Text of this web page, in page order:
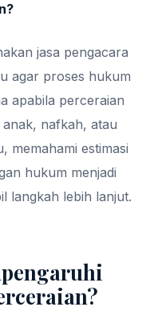
jasa pengacara
agar proses hukum
apabila perceraian
nafkah, atau
memahami estimasi
hukum menjadi
langkah lebih lanjut.